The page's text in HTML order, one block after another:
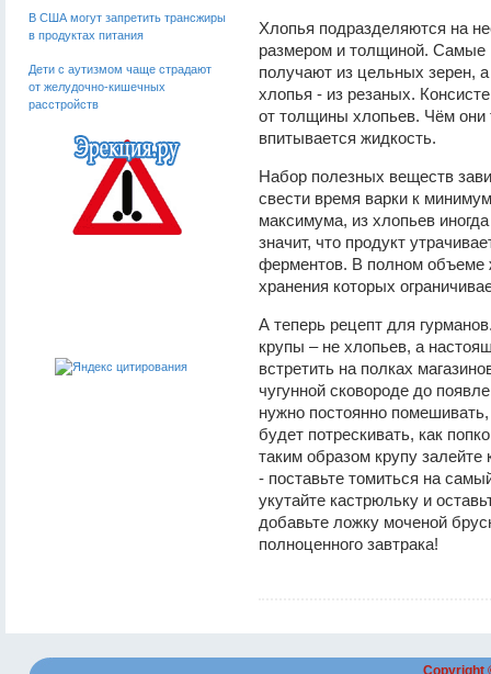
В США могут запретить трансжиры
в продуктах питания
Дети с аутизмом чаще страдают
от желудочно-кишечных
расстройств
Хлопья подразделяются на
размером и толщиной. Самые
получают из цельных зерен,
хлопья - из резаных.
от толщины хлопьев. Чём
впитывается жидкость.
Набор полезных веществ
свести время варки к
максимума, из хлопьев
значит, что продукт
ферментов. В полном объеме
хранения которых
А теперь рецепт для
крупы – не хлопьев, а
встретить на полках
чугунной сковороде до
нужно постоянно
будет потрескивать, как
таким образом крупу залейте
- поставьте томиться на
укутайте кастрюльку и
добавьте ложку моченой
полноценного завтрака!
Copyright